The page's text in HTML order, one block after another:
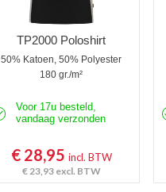
TP2000 Poloshirt
50% Katoen, 50% Polyester
180 gr./m²
Voor 17u besteld,
vandaag verzonden
€ 28,95 incl. BTW
€ 23,93 excl. BTW